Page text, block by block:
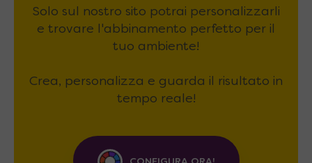
Solo sul nostro sito potrai personalizzarli
e trovare l'abbinamento perfetto per il
tuo ambiente!
Crea, personalizza e guarda il risultato in
tempo reale!